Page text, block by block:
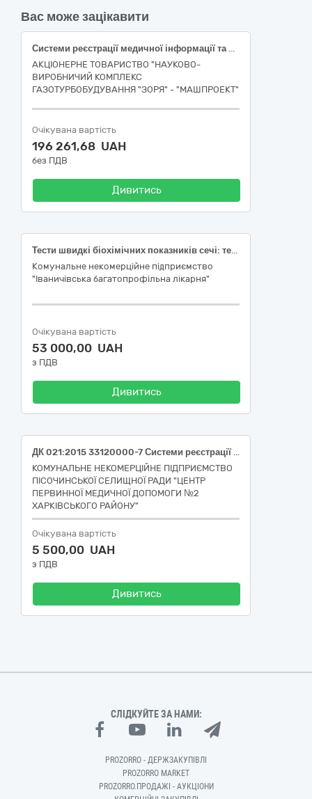
Вас може зацікавити
Системи реєстрації медичної інформації та дослідне обладнання
АКЦІОНЕРНЕ ТОВАРИСТВО "НАУКОВО-
ВИРОБНИЧИЙ КОМПЛЕКС
ГАЗОТУРБОБУДУВАННЯ "ЗОРЯ" - "МАШПРОЕКТ"
Очікувана вартість
196 261,68 UAH
без ПДВ
Дивитись
Тести швидкі біохімічних показників сечі: тест-смужки, визначення креатиніну та мікроальбуміну, матеріал сеча; Тести швидкі біохімічних показників сечі (закрита система): глюкоза, білірубін, кетон, питома вага, кров, pH, білок, уробіліноген, нітрит, лейкоцити, Напівавтоматичний, Кількісний, Cormay URI-TEX 300, 100 шт., Тест-смужка; Тест для виявлення прихованої крові,метод аналізу: ІХА, матеріал дослідження: фекалії, тест-карта, чутливість: 99.9 %
Комунальне некомерційне підприємство
"Іваничівська багатопрофільна лікарня"
Очікувана вартість
53 000,00 UAH
з ПДВ
Дивитись
ДК 021:2015 33120000-7 Системи реєстрації медичної інформації та дослідне обладнання (Тести швидкі біохімічних показників сечі: Тест-смужки для напівавтоматичного якісного експрес аналізу сечі на 14 параметрів (прилади: LabAnalyt-50,LabAnalyt-180,LabAnalyt-500,LabAnalyt-В/С/US-500 АІ))
КОМУНАЛЬНЕ НЕКОМЕРЦІЙНЕ ПІДПРИЄМСТВО
ПІСОЧИНСЬКОЇ СЕЛИЩНОЇ РАДИ "ЦЕНТР
ПЕРВИННОЇ МЕДИЧНОЇ ДОПОМОГИ №2
ХАРКІВСЬКОГО РАЙОНУ"
Очікувана вартість
5 500,00 UAH
з ПДВ
Дивитись
СЛІДКУЙТЕ ЗА НАМИ:
PROZORRO - ДЕРЖЗАКУПІВЛІ
PROZORRO MARKET
PROZORRO.ПРОДАЖІ - АУКЦІОНИ